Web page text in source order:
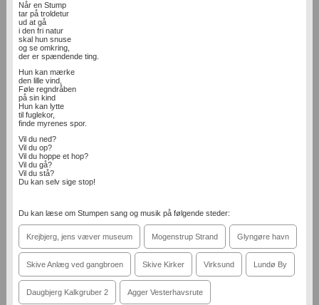
Når en Stump
tar på troldetur
ud at gå
i den fri natur
skal hun snuse
og se omkring,
der er spændende ting.
Hun kan mærke
den lille vind,
Føle regndråben
på sin kind
Hun kan lytte
til fuglekor,
finde myrenes spor.
Vil du ned?
Vil du op?
Vil du hoppe et hop?
Vil du gå?
Vil du stå?
Du kan selv sige stop!
Du kan læse om Stumpen sang og musik på følgende steder:
Krejbjerg, jens væver museum Mogenstrup Strand Glyngøre havn
Skive Anlæg ved gangbroen Skive Kirker Virksund Lundø By
Daugbjerg Kalkgruber 2 Agger Vesterhavsrute